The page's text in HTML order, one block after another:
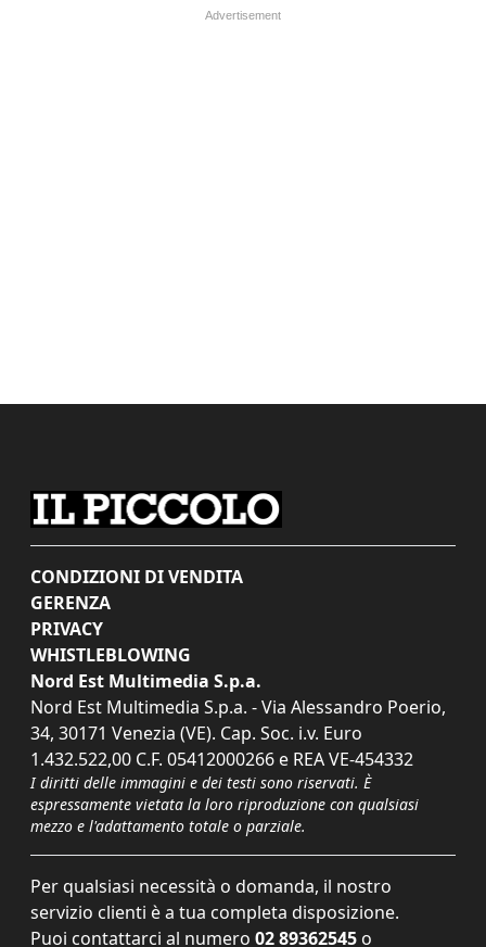
CONDIZIONI DI VENDITA
GERENZA
PRIVACY
WHISTLEBLOWING
Nord Est Multimedia S.p.a.
Nord Est Multimedia S.p.a. - Via Alessandro Poerio,
34, 30171 Venezia (VE). Cap. Soc. i.v. Euro
1.432.522,00 C.F. 05412000266 e REA VE-454332
I diritti delle immagini e dei testi sono riservati. È
espressamente vietata la loro riproduzione con qualsiasi
mezzo e l'adattamento totale o parziale.
Per qualsiasi necessità o domanda, il nostro
servizio clienti è a tua completa disposizione.
Puoi contattarci al numero 02 89362545 o